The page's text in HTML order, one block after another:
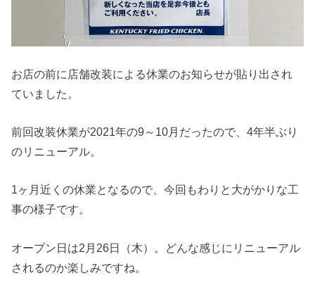
お店の前に店舗改装による休業のお知らせが貼り出され
ていました。
前回改装休業が2021年の9～10月だったので、4年半ぶり
のリニューアル。
1ヶ月近くの休業となるので、今回もわりと大がかりな工
事の様子です。
オープン日は2月26日（木）。どんな感じにリニューアル
されるのか楽しみですね。